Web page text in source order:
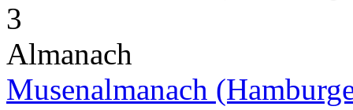
3
Almanach
Musenalmanach